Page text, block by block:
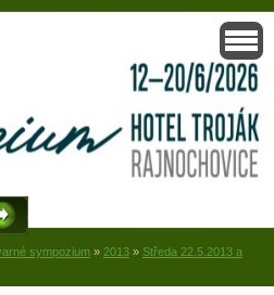
spolek, Držková
sympozium » 2013 » Středa 22.5.2013 a